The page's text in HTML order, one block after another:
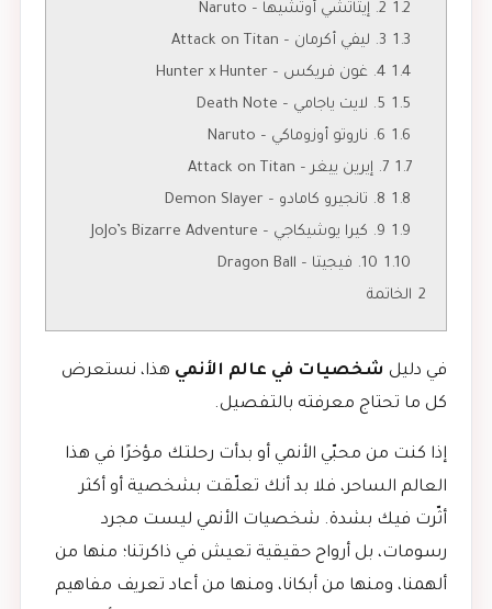
1.2 2. إيتاتشي أوتشيها – Naruto
1.3 3. ليفي أكرمان – Attack on Titan
1.4 4. غون فريكس – Hunter x Hunter
1.5 5. لايت ياجامي – Death Note
1.6 6. ناروتو أوزوماكي – Naruto
1.7 7. إيرين ييغر – Attack on Titan
1.8 8. تانجيرو كامادو – Demon Slayer
1.9 9. كيرا يوشيكاجي – JoJo’s Bizarre Adventure
1.10 10. فيجيتا – Dragon Ball
2 الخاتمة
في دليل شخصيات في عالم الأنمي هذا، نستعرض
كل ما تحتاج معرفته بالتفصيل.
إذا كنت من محبّي الأنمي أو بدأت رحلتك مؤخرًا في هذا
العالم الساحر، فلا بد أنك تعلّقت بشخصية أو أكثر
أثّرت فيك بشدة. شخصيات الأنمي ليست مجرد
رسومات، بل أرواح حقيقية تعيش في ذاكرتنا؛ منها من
ألهمنا، ومنها من أبكانا، ومنها من أعاد تعريف مفاهيم